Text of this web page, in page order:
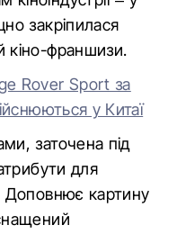
закріпилася
кіно-франшизи.
Rover Sport за
у Китаї
заточена під
для
Доповнює картину